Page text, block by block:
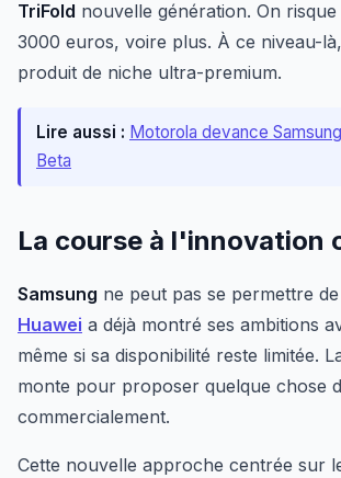
TriFold nouvelle génération. On
3000 euros, voire plus. À ce niveau-
produit de niche ultra-premium.
Lire aussi : Motorola devance
Beta
La course à l'innovation
Samsung ne peut pas se permettre
Huawei a déjà montré ses ambitions
même si sa disponibilité reste limitée.
monte pour proposer quelque chose
commercialement.
Cette nouvelle approche centrée sur